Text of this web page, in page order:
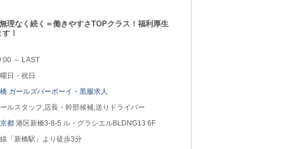
理なく続く＝働きやすさTOPクラス！福利厚生
！
～ LAST
日・祝日
ガールズバーボーイ・黒服求人
ルスタッフ,店長・幹部候補,送りドライバー
都 港区新橋3-8-5 ル・グラシエルBLDNG13 6F
「新橋駅」より徒歩3分